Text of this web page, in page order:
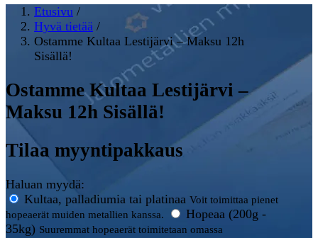
Etusivu /
Hyvä tietää /
Ostamme Kultaa Lestijärvi – Maksu 12h
Sisällä!
Ostamme Kultaa Lestijärvi –
Maksu 12h Sisällä!
Tilaa myyntipakkaus
Haluan myydä:
Kultaa, palladiumia tai platinaa Voit toimittaa pienet
hopeaerät muiden metallien kanssa.
Hopeaa (200g -
35kg) Suuremmat hopeaerät toimitetaan omassa